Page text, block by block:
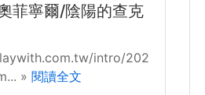
菲寧爾/陰陽的查克
intro/202
» 閱讀全文